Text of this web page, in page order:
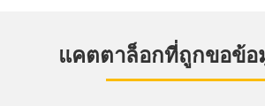
แคตตาล็อกที่ถูกขอข้อ